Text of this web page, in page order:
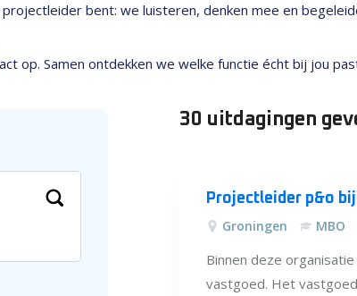
bent: we luisteren, denken mee en
op. Samen ontdekken we welke functie écht bij jou
Alle
30 uitdagingen
Projectleider p&o
Groningen MBO
Binnen deze
vastgoed. Het